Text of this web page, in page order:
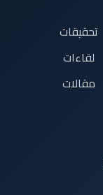
تحقيقات
لقاءات
مقالات